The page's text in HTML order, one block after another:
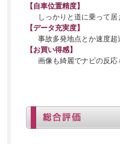
【自車位置精度】
しっかりと道に乗って居
【データ充実度】
事故多発地点とか速度超
【お買い得感】
画像も綺麗でナビの反応